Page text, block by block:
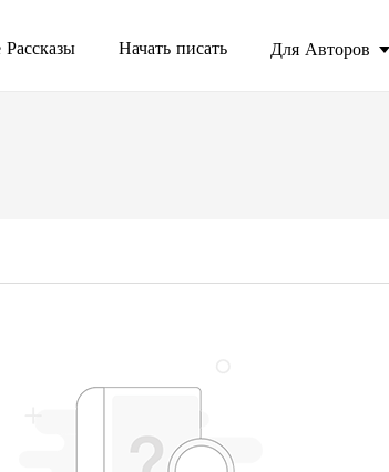
Рассказы Начать писать Для Авторов